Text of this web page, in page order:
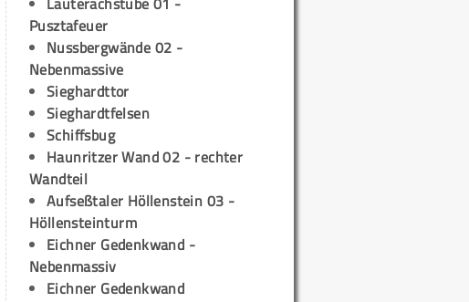
Pusztafeuer
Nussbergwände 02 -
Nebenmassive
Sieghardttor
Sieghardtfelsen
Schiffsbug
Haunritzer Wand 02 - rechter
Wandteil
Aufseßtaler Höllenstein 03 -
Höllensteinturm
Eichner Gedenkwand -
Nebenmassiv
Eichner Gedenkwand